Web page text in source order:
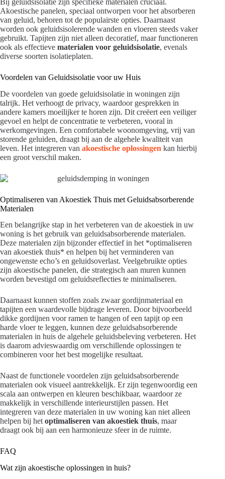
Akoestische panelen, speciaal ontworpen voor het absorberen
van geluid, behoren tot de populairste opties. Daarnaast
worden ook geluidsisolerende wanden en vloeren steeds vaker
gebruikt. Tapijten zijn niet alleen decoratief, maar functioneren
ook als effectieve materialen voor geluidsisolatie, evenals
diverse soorten isolatieplaten.
Voordelen van Geluidsisolatie voor uw Huis
De voordelen van goede geluidsisolatie in woningen zijn
talrijk. Het verhoogt de privacy, waardoor gesprekken in
andere kamers moeilijker te horen zijn. Dit creëert een veiliger
gevoel en helpt de concentratie te verbeteren, vooral in
werkomgevingen. Een comfortabele woonomgeving, vrij van
storende geluiden, draagt bij aan de algehele kwaliteit van
leven. Het integreren van akoestische oplossingen kan hierbij
een groot verschil maken.
Optimaliseren van Akoestiek Thuis met Geluidsabsorberende
Materialen
Een belangrijke stap in het verbeteren van de akoestiek in uw
woning is het gebruik van geluidsabsorberende materialen.
Deze materialen zijn bijzonder effectief in het *optimaliseren
van akoestiek thuis* en helpen bij het verminderen van
ongewenste echo’s en geluidsoverlast. Veelgebruikte opties
zijn akoestische panelen, die strategisch aan muren kunnen
worden bevestigd om geluidsreflecties te minimaliseren.
Daarnaast kunnen stoffen zoals zwaar gordijnmateriaal en
tapijten een waardevolle bijdrage leveren. Door bijvoorbeeld
dikke gordijnen voor ramen te hangen of een tapijt op een
harde vloer te leggen, kunnen deze geluidsabsorberende
materialen in huis de algehele geluidsbeleving verbeteren. Het
is daarom advieswaardig om verschillende oplossingen te
combineren voor het best mogelijke resultaat.
Naast de functionele voordelen zijn geluidsabsorberende
materialen ook visueel aantrekkelijk. Er zijn tegenwoordig een
scala aan ontwerpen en kleuren beschikbaar, waardoor ze
makkelijk in verschillende interieurstijlen passen. Het
integreren van deze materialen in uw woning kan niet alleen
helpen bij het optimaliseren van akoestiek thuis, maar
draagt ook bij aan een harmonieuze sfeer in de ruimte.
FAQ
Wat zijn akoestische oplossingen in huis?